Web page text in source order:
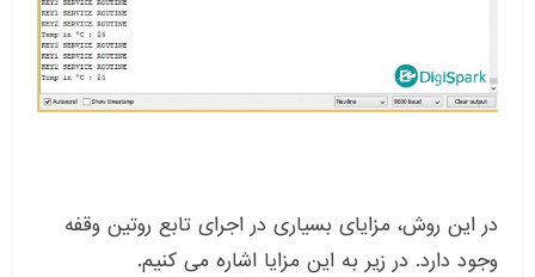
در این روش، مزایای بسیاری در اجرای تابع روتین وقفه
وجود دارد. در زیر به این مزایا اشاره می کنیم.